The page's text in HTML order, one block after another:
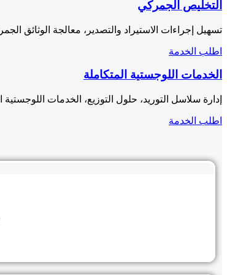
التخليص الجمركي
تسهيل إجراءات الاستيراد والتصدير، معالجة الوثائق
اطلب الخدمة
الخدمات اللوجستية المتكاملة
إدارة سلاسل التوريد، حلول التوزيع، الخدمات اللوجستية
اطلب الخدمة